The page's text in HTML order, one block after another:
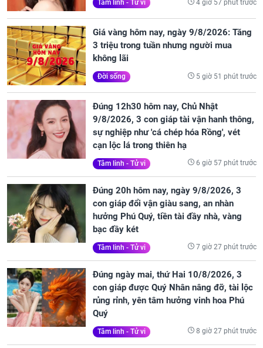
Tâm linh - Tử vi 4 giờ 57 phút trước
Giá vàng hôm nay, ngày 9/8/2026: Tăng
3 triệu trong tuần nhưng người mua
không lãi
Đời sống 5 giờ 51 phút trước
Đúng 12h30 hôm nay, Chủ Nhật
9/8/2026, 3 con giáp tài vận hanh thông,
sự nghiệp như 'cá chép hóa Rồng', vét
cạn lộc lá trong thiên hạ
Tâm linh - Tử vi 6 giờ 57 phút trước
Đúng 20h hôm nay, ngày 9/8/2026, 3
con giáp đổi vận giàu sang, an nhàn
hưởng Phú Quý, tiền tài đầy nhà, vàng
bạc đầy két
Tâm linh - Tử vi 7 giờ 27 phút trước
Đúng ngày mai, thứ Hai 10/8/2026, 3
con giáp được Quý Nhân nâng đỡ, tài lộc
rủng rỉnh, yên tâm hưởng vinh hoa Phú
Quý
Tâm linh - Tử vi 8 giờ 27 phút trước